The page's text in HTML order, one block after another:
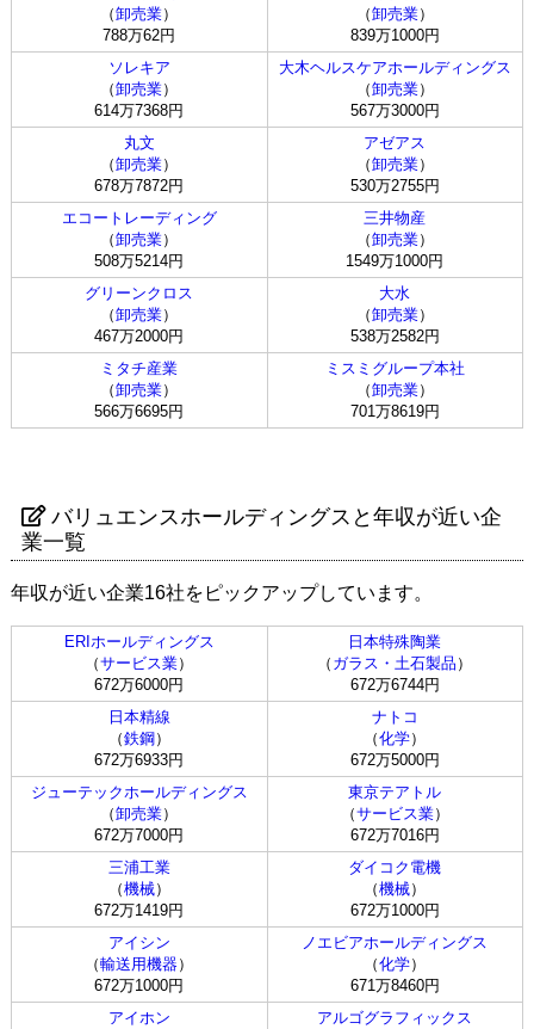
（卸売業）
788万62円
（卸売業）
839万1000円
ソレキア
（卸売業）
614万7368円
大木ヘルスケアホールディングス
（卸売業）
567万3000円
丸文
（卸売業）
678万7872円
アゼアス
（卸売業）
530万2755円
エコートレーディング
（卸売業）
508万5214円
三井物産
（卸売業）
1549万1000円
グリーンクロス
（卸売業）
467万2000円
大水
（卸売業）
538万2582円
ミタチ産業
（卸売業）
566万6695円
ミスミグループ本社
（卸売業）
701万8619円
バリュエンスホールディングスと年収が近い企
業一覧
年収が近い企業16社をピックアップしています。
ERIホールディングス
（サービス業）
672万6000円
日本特殊陶業
（ ガラス・土石製品 ）
672万6744円
日本精線
（鉄鋼）
672万6933円
ナトコ
（化学）
672万5000円
ジューテックホールディングス
（卸売業）
672万7000円
東京テアトル
（サービス業）
672万7016円
三浦工業
（機械）
672万1419円
ダイコク電機
（機械）
672万1000円
アイシン
（輸送用機器）
672万1000円
ノエビアホールディングス
（化学）
671万8460円
アイホン
アルゴグラフィックス